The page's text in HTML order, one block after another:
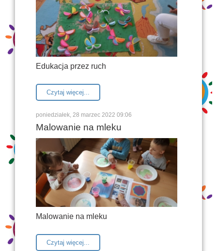
Edukacja przez ruch
Czytaj więcej...
poniedziałek, 28 marzec 2022 09:06
Malowanie na mleku
Malowanie na mleku
Czytaj więcej...